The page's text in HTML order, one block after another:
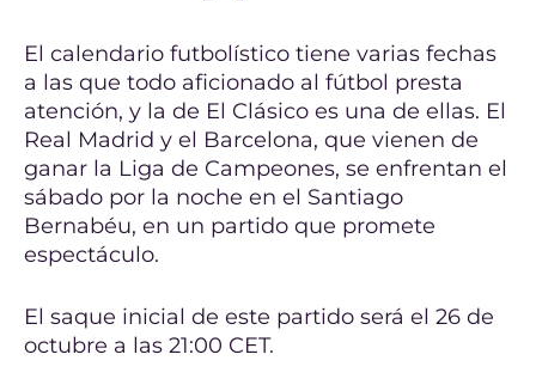
El calendario futbolístico tiene varias fechas
a las que todo aficionado al fútbol presta
atención, y la de El Clásico es una de ellas. El
Real Madrid y el Barcelona, que vienen de
ganar la Liga de Campeones, se enfrentan el
sábado por la noche en el Santiago
Bernabéu, en un partido que promete
espectáculo.
El saque inicial de este partido será el 26 de
octubre a las 21:00 CET.